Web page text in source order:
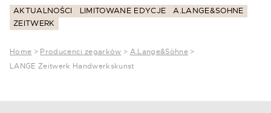
AKTUALNOŚCI LIMITOWANE EDYCJE
A.LANGE&SOHNE
ZEITWERK
Home > Producenci zegarków > A.Lange&Söhne>
LANGE Zeitwerk Handwerkskunst